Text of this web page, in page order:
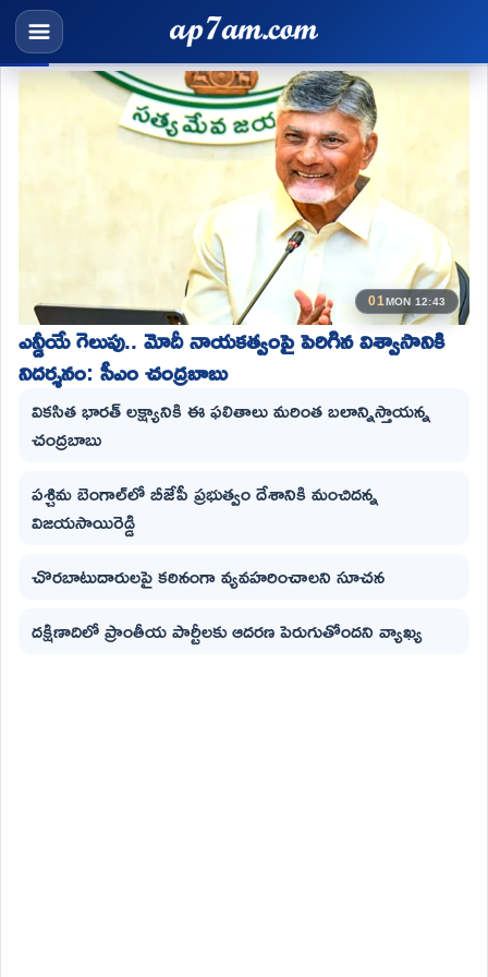
01MON 12:43
ఎన్డీయే గెలుపు.. మోదీ నాయకత్వంపై పెరిగిన విశ్వాసానికి
నిదర్శనం: సీఎం చంద్రబాబు
వికసిత భారత్ లక్ష్యానికి ఈ ఫలితాలు మరింత బలాన్నిస్తాయన్న
చంద్ర‌బాబు
పశ్చిమ బెంగాల్‌లో బీజేపీ ప్రభుత్వం దేశానికి మంచిదన్న
విజయసాయిరెడ్డి
చొరబాటుదారులపై కఠినంగా వ్యవహరించాలని సూచన
దక్షిణాదిలో ప్రాంతీయ పార్టీలకు ఆదరణ పెరుగుతోందని వ్యాఖ్య